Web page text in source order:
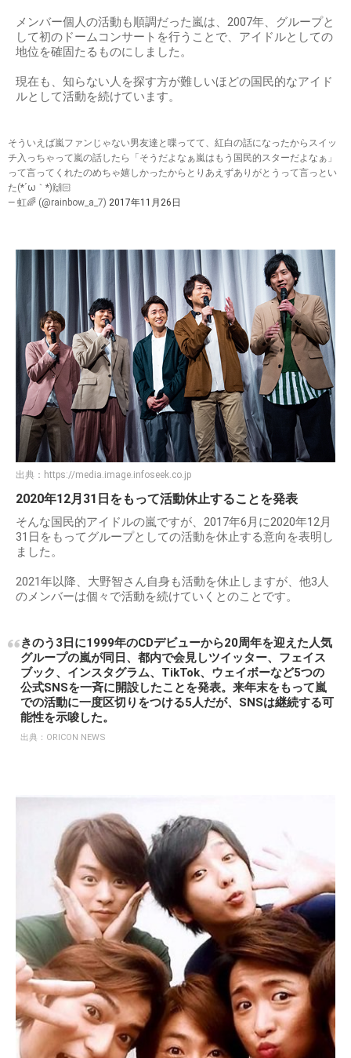
メンバー個人の活動も順調だった嵐は、2007年、グループと
して初のドームコンサートを行うことで、アイドルとしての
地位を確固たるものにしました。
現在も、知らない人を探す方が難しいほどの国民的なアイド
ルとして活動を続けています。
そういえば嵐ファンじゃない男友達と喋ってて、紅白の話になったからスイッ
チ入っちゃって嵐の話したら「そうだよなぁ嵐はもう国民的スターだよなぁ」
って言ってくれたのめちゃ嬉しかったからとりあえずありがとうって言っとい
た(*´ω｀*)🙌🏻
— 虹🌈 (@rainbow_a_7) 2017年11月26日
出典： https://media.image.infoseek.co.jp
2020年12月31日をもって活動休止することを発表
そんな国民的アイドルの嵐ですが、2017年6月に2020年12月
31日をもってグループとしての活動を休止する意向を表明し
ました。
2021年以降、大野智さん自身も活動を休止しますが、他3人
のメンバーは個々で活動を続けていくとのことです。
きのう3日に1999年のCDデビューから20周年を迎えた人気
グループの嵐が同日、都内で会見しツイッター、フェイス
ブック、インスタグラム、TikTok、ウェイボーなど5つの
公式SNSを一斉に開設したことを発表。来年末をもって嵐
での活動に一度区切りをつける5人だが、SNSは継続する可
能性を示唆した。
出典： ORICON NEWS